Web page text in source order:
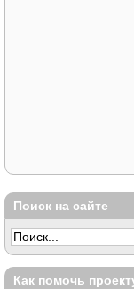
Поиск на сайте
Как помочь